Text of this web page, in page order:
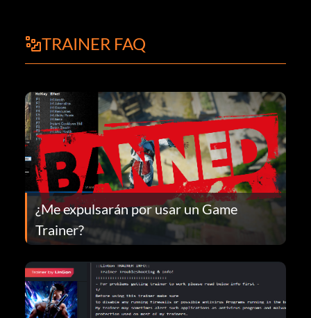
TRAINER FAQ
¿Me expulsarán por usar un Game
Trainer?